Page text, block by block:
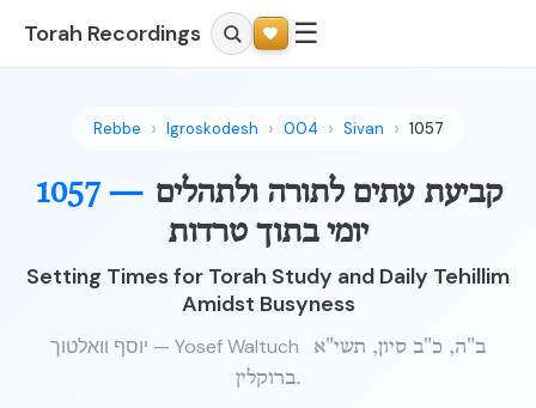
Torah Recordings ☰
Rebbe Igroskodesh 004 Sivan 1057
1057 — קביעת עתים לתורה ולתהלים
יומי בתוך טרדות
Setting Times for Torah Study and Daily Tehillim
Amidst Busyness
יוסף וואלטוך — Yosef Waltuch
ב"ה, כ"ב סיון, תשי"א
ברוקלין.